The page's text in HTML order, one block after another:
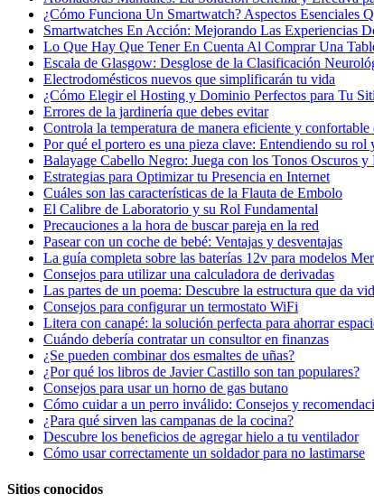
¿Cómo Funciona Un Smartwatch? Aspectos Esenciales
Smartwatches En Acción: Mejorando Las Experiencias
Lo Que Hay Que Tener En Cuenta Al Comprar Una
Escala de Glasgow: Desglose de la Clasificación
Electrodomésticos nuevos que simplificarán tu vida
¿Cómo Elegir el Hosting y Dominio Perfectos para Tu
Errores de la jardinería que debes evitar
Controla la temperatura de manera eficiente y confortable
Por qué el portero es una pieza clave: Entendiendo su rol
Balayage Cabello Negro: Juega con los Tonos Oscuros y
Estrategias para Optimizar tu Presencia en Internet
Cuáles son las características de la Flauta de Embolo
El Calibre de Laboratorio y su Rol Fundamental
Precauciones a la hora de buscar pareja en la red
Pasear con un coche de bebé: Ventajas y desventajas
La guía completa sobre las baterías 12v para modelos
Consejos para utilizar una calculadora de derivadas
Las partes de un poema: Descubre la estructura que da
Consejos para configurar un termostato WiFi
Litera con canapé: la solución perfecta para ahorrar
Cuándo debería contratar un consultor en finanzas
¿Se pueden combinar dos esmaltes de uñas?
¿Por qué los libros de Javier Castillo son tan populares?
Consejos para usar un horno de gas butano
Cómo cuidar a un perro inválido: Consejos y
¿Para qué sirven las campanas de la cocina?
Descubre los beneficios de agregar hielo a tu ventilador
Cómo usar correctamente un soldador para no lastimarse
Sitios conocidos